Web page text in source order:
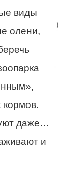
виды
олени,
даже…
и